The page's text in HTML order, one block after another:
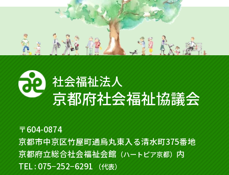
社会福祉法⼈
京都府社会福祉協議会
〒604-0874
京都市中京区竹屋町通烏丸東入る清水町375番地
京都府立総合社会福祉会館 （ハートピア京都） 内
TEL : 075−252−6291
（代表）